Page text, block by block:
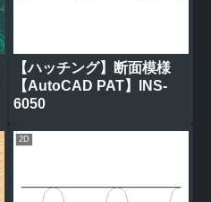
【ハッチング】断面模様
【AutoCAD PAT】INS-
6050
2D